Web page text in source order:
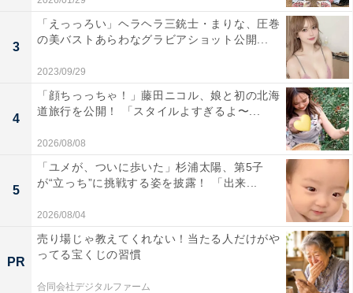
3
「えっっろい」ヘラヘラ三銃士・まりな、圧巻
の美バストあらわなグラビアショット公開...
2023/09/29
4
「顔ちっっちゃ！」藤田ニコル、娘と初の北海
道旅行を公開！ 「スタイルよすぎるよ〜...
2026/08/08
5
「ユメが、ついに歩いた」杉浦太陽、第5子
が“立っち”に挑戦する姿を披露！ 「出来...
2026/08/04
PR
売り場じゃ教えてくれない！当たる人だけがや
ってる宝くじの習慣
合同会社デジタルファーム